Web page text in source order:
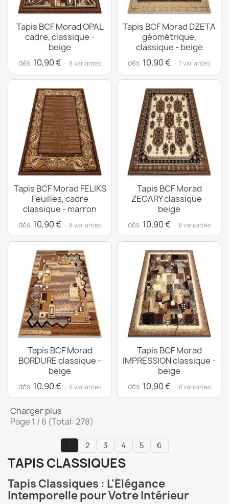
Tapis BCF Morad OPAL
cadre, classique -
beige
dès 10,90 € · 8 variantes
Tapis BCF Morad DZETA
géométrique,
classique - beige
dès 10,90 € · 7 variantes
Tapis BCF Morad FELIKS
Feuilles, cadre
classique - marron
dès 10,90 € · 8 variantes
Tapis BCF Morad
ZEGARY classique -
beige
dès 10,90 € · 8 variantes
Tapis BCF Morad
BORDURE classique -
beige
dès 10,90 € · 8 variantes
Tapis BCF Morad
IMPRESSION classique -
beige
dès 10,90 € · 8 variantes
Charger plus
Page 1 / 6 (Total: 278)
2 3 4 5 6
TAPIS CLASSIQUES
Tapis Classiques : L'Élégance
Intemporelle pour Votre Intérieur